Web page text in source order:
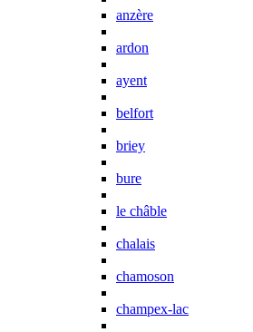
anzère
ardon
ayent
belfort
briey
bure
le châble
chalais
chamoson
champex-lac